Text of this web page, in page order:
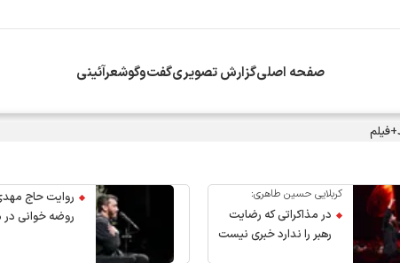
صفحه اصلیگزارش تصویریگفت‌وگوشعرآئینی
کربلایی حسین طاهری:
در مذاکراتی که رضایت
رهبر را ندارد خبری نیست
روایت حاج
روضه خوانی